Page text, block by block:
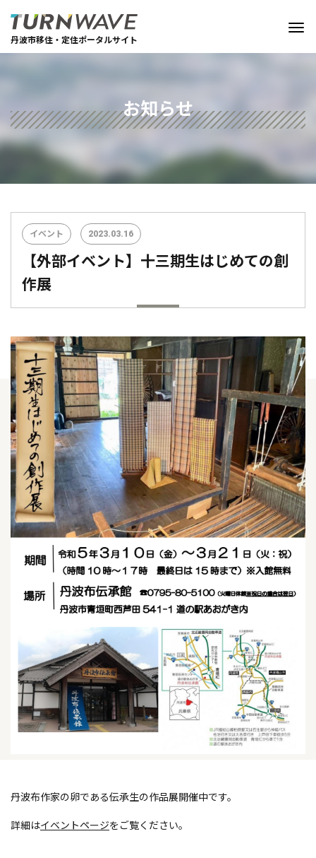
丹波市移住・定住ポータルサイト
お知らせ
イベント 2023.03.16
【外部イベント】十三期生はじめての創
作展
丹波布作家の卵である伝承生の作品展開催中です。
詳細はイベントページをご覧ください。